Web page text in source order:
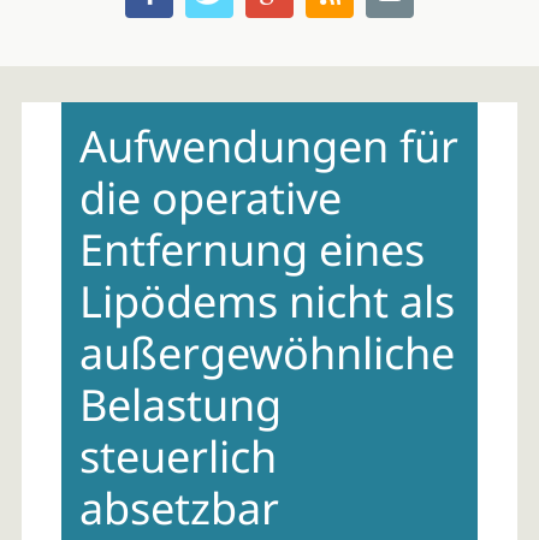
contentAufwendungen für
die operative
Entfernung eines
Lipödems nicht als
außergewöhnliche
Belastung
steuerlich
absetzbar